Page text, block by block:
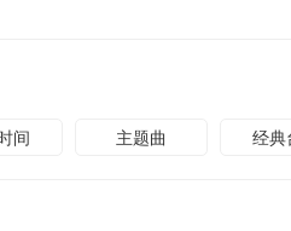
间 主题曲 经典